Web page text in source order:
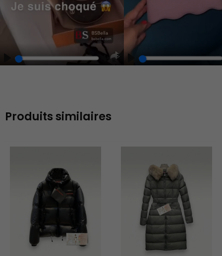
Play Unmute
Enter
Produits similaires